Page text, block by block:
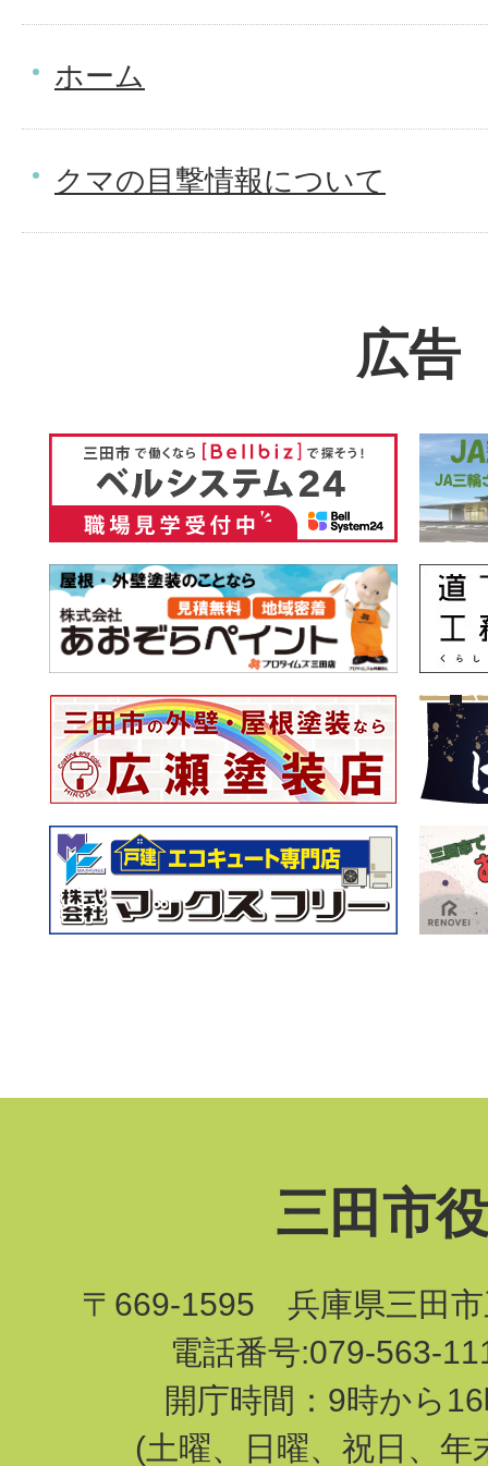
ホーム
クマの目撃情報について
広告
三田市
〒669-1595 兵庫県三田市
電話番号:079-563-
開庁時間：9時から
(土曜、日曜、祝日、年